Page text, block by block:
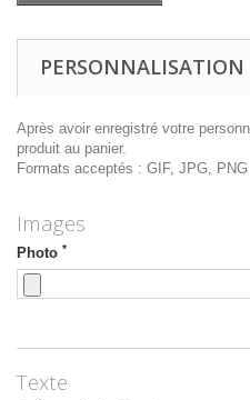
PERSONNALISATION
Après avoir enregistré votre
produit au panier.
Formats acceptés : GIF, JPG, PNG
Images
Photo *
Texte